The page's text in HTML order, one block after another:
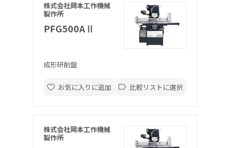
株式会社岡本工作機械
製作所
PFG500AⅡ
成形研削盤
お気に入りに追加 比較リストに選択
株式会社岡本工作機械
製作所